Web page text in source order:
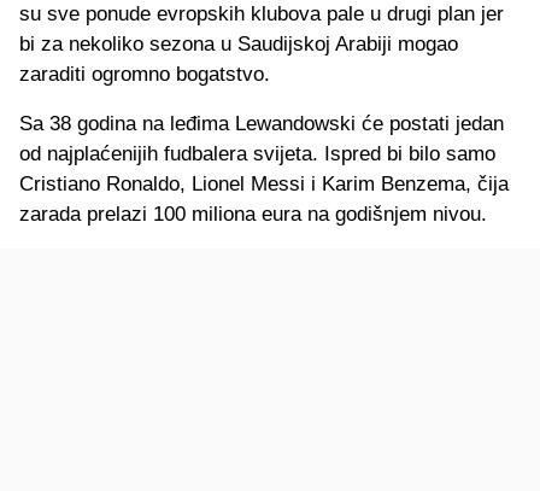
su sve ponude evropskih klubova pale u drugi plan jer
bi za nekoliko sezona u Saudijskoj Arabiji mogao
zaraditi ogromno bogatstvo.
Sa 38 godina na leđima Lewandowski će postati jedan
od najplaćenijih fudbalera svijeta. Ispred bi bilo samo
Cristiano Ronaldo, Lionel Messi i Karim Benzema, čija
zarada prelazi 100 miliona eura na godišnjem nivou.